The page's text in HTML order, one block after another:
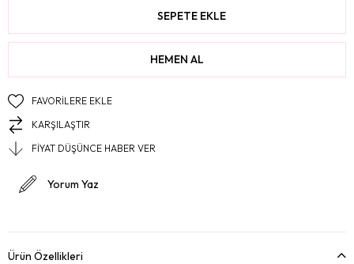
FAVORILERE EKLE
KARŞILAŞTIR
FIYAT DÜŞÜNCE HABER VER
Yorum Yaz
Ürün Özellikleri